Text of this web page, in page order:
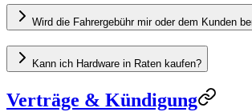
Wird die Fahrergebühr mir oder dem Kunden
Kann ich Hardware in Raten kaufen?
Verträge & Kündigung